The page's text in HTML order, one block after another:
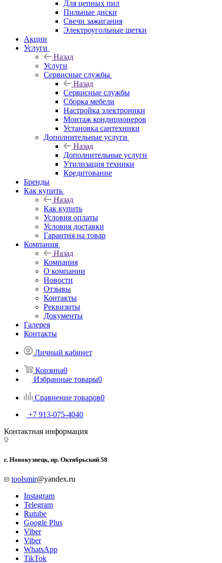
Для цепных пил
Пильные диски
Свечи зажигания
Электроугольные щетки
Акции
Услуги
Назад
Услуги
Сервисные службы
Назад
Сервисные службы
Сборка мебели
Настройка электроники
Монтаж кондиционеров
Установка сантехники
Дополнительные услуги
Назад
Дополнительные услуги
Утилизация техники
Кредитование
Бренды
Как купить
Назад
Как купить
Условия оплаты
Условия доставки
Гарантия на товар
Компания
Назад
Компания
О компании
Новости
Отзывы
Контакты
Реквизиты
Документы
Галерея
Контакты
Личный кабинет
Корзина0
Избранные товары0
Сравнение товаров0
+7 913-075-4040
Контактная информация
г. Новокузнецк, пр. Октябрьский 58
toolsmir@yandex.ru
Instagram
Telegram
Rutube
Google Plus
Viber
Viber
WhatsApp
TikTok